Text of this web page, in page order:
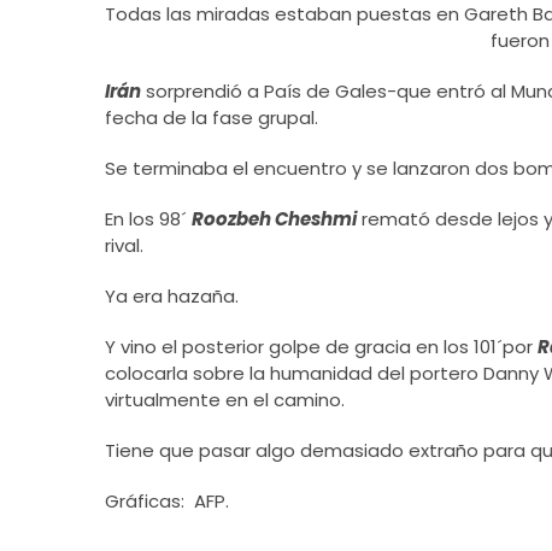
Todas las miradas estaban puestas en Gareth
Iránsorprendió a País de Gales-que entró al
fecha de la fase grupal.
Se terminaba el encuentro y se lanzaron dos
En los 98´ Roozbeh Cheshmiremató desde lejos
rival.
Ya era hazaña.
Y vino el posterior golpe de gracia en los 101´por
colocarla sobre la humanidad del portero Danny
virtualmente en el camino.
Tiene que pasar algo demasiado extraño para
Gráficas: AFP.